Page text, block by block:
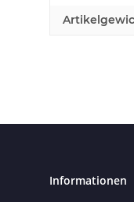
Informationen